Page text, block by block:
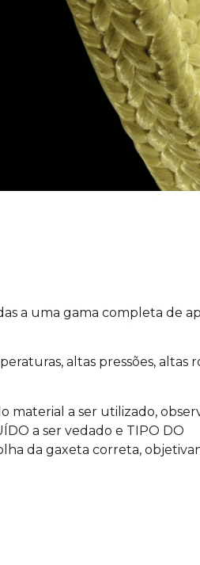
a uma gama completa de
altas pressões, altas
material a ser utilizado,
a ser vedado e TIPO DO
da gaxeta correta,